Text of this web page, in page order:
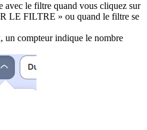
avec le filtre quand vous cliquez sur
LE FILTRE » ou quand le filtre se
un compteur indique le nombre